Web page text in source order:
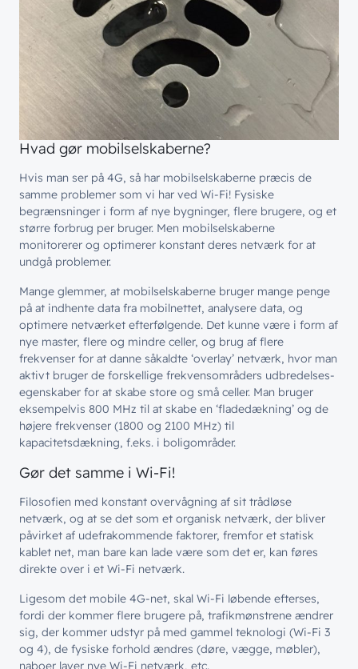
Hvad gør mobilselskaberne?
Hvis man ser på 4G, så har mobilselskaberne præcis de
samme problemer som vi har ved Wi-Fi! Fysiske
begrænsninger i form af nye bygninger, flere brugere, og et
større forbrug per bruger. Men mobilselskaberne
monitorerer og optimerer konstant deres netværk for at
undgå problemer.
Mange glemmer, at mobilselskaberne bruger mange penge
på at indhente data fra mobilnettet, analysere data, og
optimere netværket efterfølgende. Det kunne være i form af
nye master, flere og mindre celler, og brug af flere
frekvenser for at danne såkaldte ‘overlay’ netværk, hvor man
aktivt bruger de forskellige frekvensområders udbredelses-
egenskaber for at skabe store og små celler. Man bruger
eksempelvis 800 MHz til at skabe en ‘fladedækning’ og de
højere frekvenser (1800 og 2100 MHz) til
kapacitetsdækning, f.eks. i boligområder.
Gør det samme i Wi-Fi!
Filosofien med konstant overvågning af sit trådløse
netværk, og at se det som et organisk netværk, der bliver
påvirket af udefrakommende faktorer, fremfor et statisk
kablet net, man bare kan lade være som det er, kan føres
direkte over i et Wi-Fi netværk.
Ligesom det mobile 4G-net, skal Wi-Fi løbende efterses,
fordi der kommer flere brugere på, trafikmønstrene ændrer
sig, der kommer udstyr på med gammel teknologi (Wi-Fi 3
og 4), de fysiske forhold ændres (døre, vægge, møbler),
naboer laver nye Wi-Fi netværk, etc.